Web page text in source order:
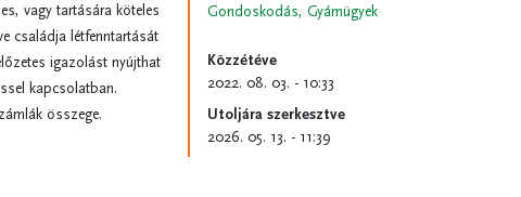
vagy tartására köteles
családja létfenntartását
igazolást nyújthat
kapcsolatban.
összege.
Gondoskodás, Gyámügyek
Közzétéve
2022. 08. 03. - 10:33
Utoljára szerkesztve
2026. 05. 13. - 11:39